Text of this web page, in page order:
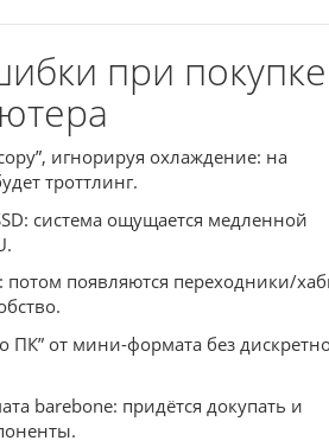
при покупке
игнорируя охлаждение: на
троттлинг.
система ощущается медленной
потом появляются переходники/
ПК” от мини-формата без
barebone: придётся докупать и